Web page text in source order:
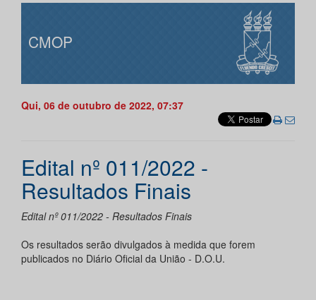
CMOP
Qui, 06 de outubro de 2022, 07:37
Edital nº 011/2022 -
Resultados Finais
Edital nº 011/2022 - Resultados Finais
Os resultados serão divulgados à medida que forem
publicados no Diário Oficial da União - D.O.U.